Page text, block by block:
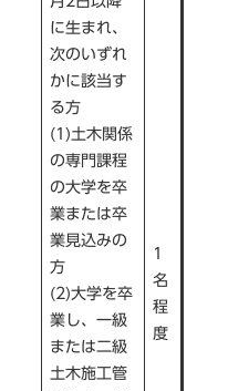
に生まれ、
次のいずれ
かに該当す
る方
(1)土木関係
の専門課程
の大学を卒
業または卒
業見込みの
方
(2)大学を卒
業し、一級
または二級
土木施工管
1
名
程
度